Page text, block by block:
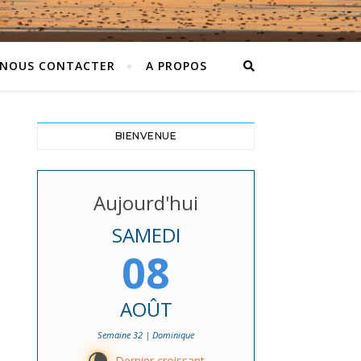
NOUS CONTACTER A PROPOS
BIENVENUE
Aujourd'hui
SAMEDI
08
AOÛT
Semaine 32 | Dominique